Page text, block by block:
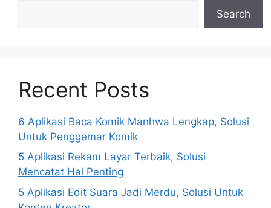
Search
Recent Posts
6 Aplikasi Baca Komik Manhwa Lengkap, Solusi
Untuk Penggemar Komik
5 Aplikasi Rekam Layar Terbaik, Solusi
Mencatat Hal Penting
5 Aplikasi Edit Suara Jadi Merdu, Solusi Untuk